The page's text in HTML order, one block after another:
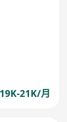
21K/月